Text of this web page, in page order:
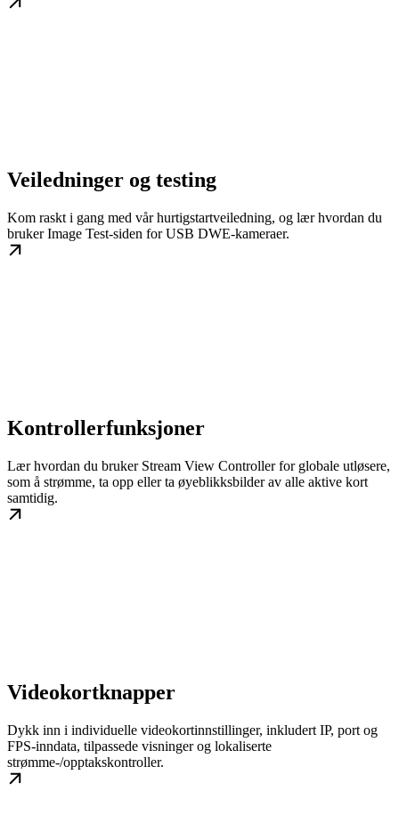
Veiledninger og testing
Kom raskt i gang med vår hurtigstartveiledning, og lær hvordan du
bruker Image Test-siden for USB DWE-kameraer.
Kontrollerfunksjoner
Lær hvordan du bruker Stream View Controller for globale utløsere,
som å strømme, ta opp eller ta øyeblikksbilder av alle aktive kort
samtidig.
Videokortknapper
Dykk inn i individuelle videokortinnstillinger, inkludert IP, port og
FPS-inndata, tilpassede visninger og lokaliserte
strømme-/opptakskontroller.